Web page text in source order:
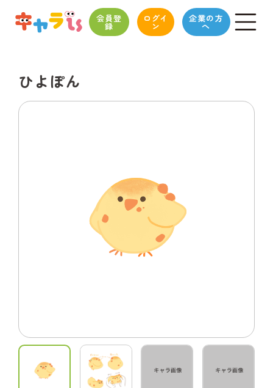
会員登
録
ログイ
ン
企業の方
へ
ひよぽん